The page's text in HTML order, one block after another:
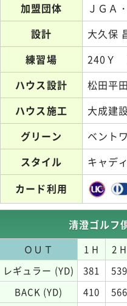
加盟団体
ＪＧＡ
設計
大久保
練習場
240Ｙ
ハウス設計
松田平田
ハウス施工
大成建
グリーン
ベント
スタイル
キャデ
カード利用
清澄ゴルフ
ＯＵＴ 1 H 2 H
レギュラー (YD)
381 539
BACK (YD)
410 566